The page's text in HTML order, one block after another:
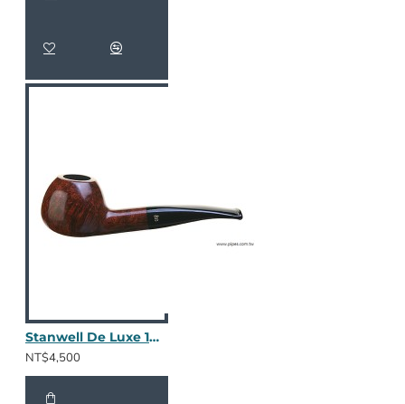
Stanwell De Luxe 109 - 棕色光面
NT$4,500